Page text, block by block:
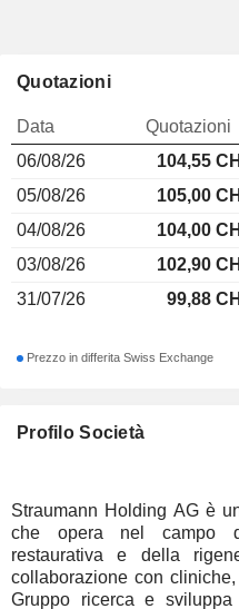
Profilo Società
Straumann Holding AG è
che opera nel campo
restaurativa e della
collaborazione con
Gruppo ricerca e
Quotazioni
Data Quotazioni
06/08/26
104,55
05/08/26
105,00
04/08/26
104,00
03/08/26
102,90
31/07/26
99,88
Prezzo in differita Swiss Exchange